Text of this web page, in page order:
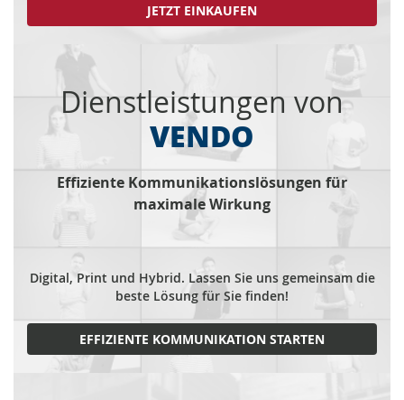
JETZT EINKAUFEN
Dienstleistungen von
VENDO
Effiziente Kommunikationslösungen für
maximale Wirkung
Digital, Print und Hybrid. Lassen Sie uns gemeinsam die
beste Lösung für Sie finden!
EFFIZIENTE KOMMUNIKATION STARTEN